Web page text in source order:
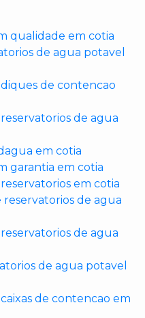
qualidade em cotia
de agua potavel
de contencao
de agua
em cotia
garantia em cotia
em cotia
reservatorios de agua
de agua
de agua potavel
de contencao em